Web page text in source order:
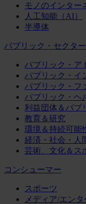
モノのインター
人工知能（AI）
半導体
パブリック・セクター
パブリック・ア
パブリック・イ
パブリック・フ
パブリック・ヘ
利益団体＆パブ
教育＆研究
環境＆持続可能
経済・社会・人
芸術、文化＆ス
コンシューマー
スポーツ
メディア/エン